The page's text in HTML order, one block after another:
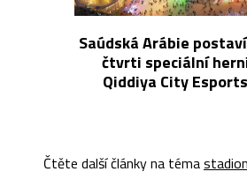
Saúdská Arábie
čtvrti speciální
Qiddiya City
Čtěte další články na témastadion